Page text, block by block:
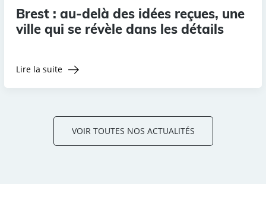
Brest : au-delà des idées reçues, une
ville qui se révèle dans les détails
Lire la suite
VOIR TOUTES NOS ACTUALITÉS